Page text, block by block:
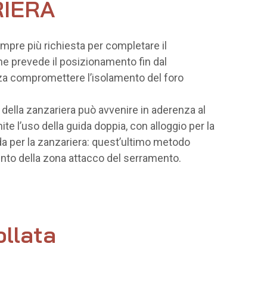
più richiesta per completare il
prevede il posizionamento fin dal
compromettere l’isolamento del foro
zanzariera può avvenire in aderenza al
l’uso della guida doppia, con alloggio per la
per la zanzariera: quest’ultimo metodo
della zona attacco del serramento.